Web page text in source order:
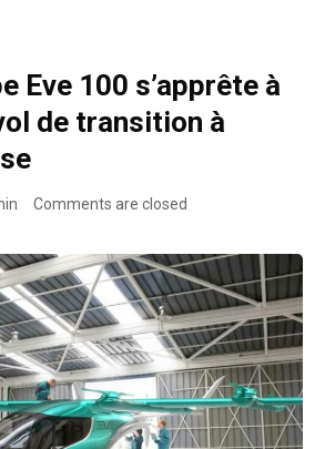
Eve 100 s’apprête à
de transition à
Comments are closed